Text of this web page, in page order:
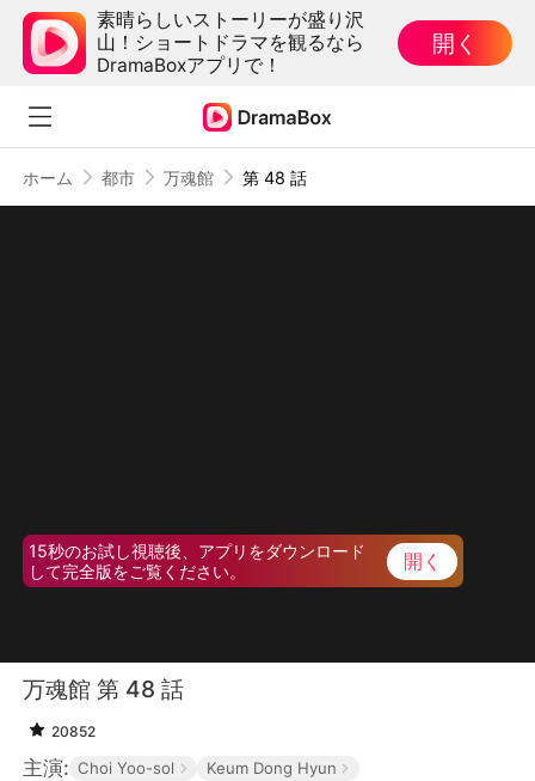
素晴らしいストーリーが盛り沢
山！ショートドラマを観るなら
DramaBoxアプリで！
開く
ホーム 都市 万魂館 第 48 話
15秒のお試し視聴後、アプリをダウンロード
して完全版をご覧ください。
開く
万魂館 第 48 話
20852
主演: Choi Yoo-sol Keum Dong Hyun